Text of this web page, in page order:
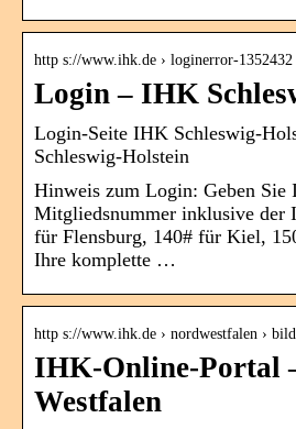
http s://www.ihk.de › loginerror-1352432
Login – IHK
Login-Seite IHK Schleswig-
Schleswig-Holstein
Hinweis zum Login: Geben Sie
Mitgliedsnummer inklusive der
für Flensburg, 140# für Kiel,
Ihre komplette …
http s://www.ihk.de › nordwestfalen ›
IHK-Online-Portal
Westfalen